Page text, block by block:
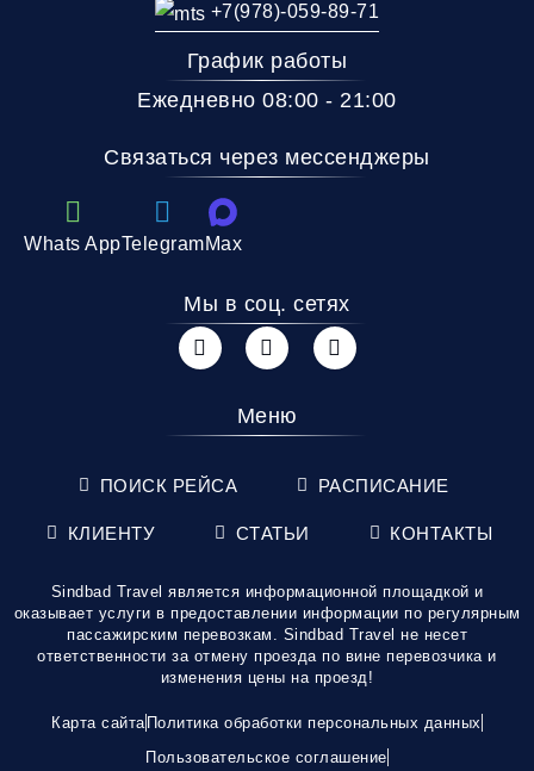
+7(978)-059-89-71
График работы
Ежедневно 08:00 - 21:00
Связаться через мессенджеры
Whats AppTelegramMax
Мы в соц. сетях
Меню
ПОИСК РЕЙСА РАСПИСАНИЕ
КЛИЕНТУ СТАТЬИ КОНТАКТЫ
Sindbad Travel является информационной площадкой и
оказывает услуги в предоставлении информации по регулярным
пассажирским перевозкам. Sindbad Travel не несет
ответственности за отмену проезда по вине перевозчика и
изменения цены на проезд!
Карта сайта Политика обработки персональных данных
Пользовательское соглашение